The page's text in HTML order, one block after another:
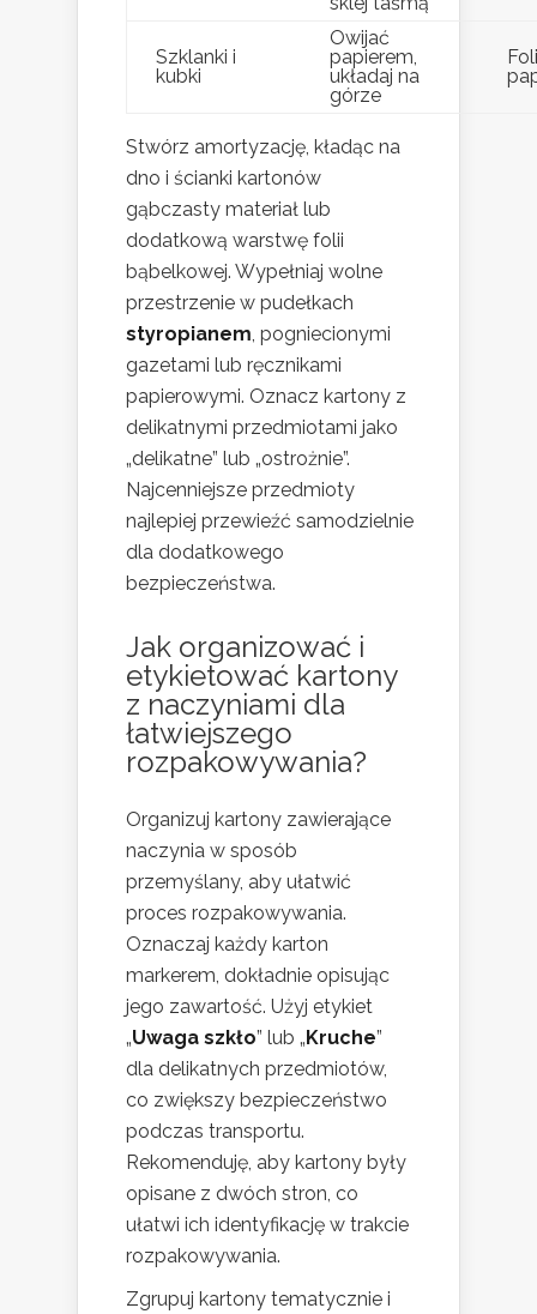
Szklanki i
kubki
Owijać
papierem,
układaj na
górze
Stwórz amortyzację, kładąc na
dno i ścianki kartonów
gąbczasty materiał lub
dodatkową warstwę folii
bąbelkowej. Wypełniaj wolne
przestrzenie w pudełkach
styropianem, pogniecionymi
gazetami lub ręcznikami
papierowymi. Oznacz kartony z
delikatnymi przedmiotami jako
„delikatne” lub „ostrożnie”.
Najcenniejsze przedmioty
najlepiej przewieźć samodzielnie
dla dodatkowego
bezpieczeństwa.
Jak organizować i
etykietować kartony
z naczyniami dla
łatwiejszego
rozpakowywania?
Organizuj kartony zawierające
naczynia w sposób
przemyślany, aby ułatwić
proces rozpakowywania.
Oznaczaj każdy karton
markerem, dokładnie opisując
jego zawartość. Użyj etykiet
„Uwaga szkło” lub „Kruche”
dla delikatnych przedmiotów,
co zwiększy bezpieczeństwo
podczas transportu.
Rekomenduję, aby kartony były
opisane z dwóch stron, co
ułatwi ich identyfikację w trakcie
rozpakowywania.
Zgrupuj kartony tematycznie i